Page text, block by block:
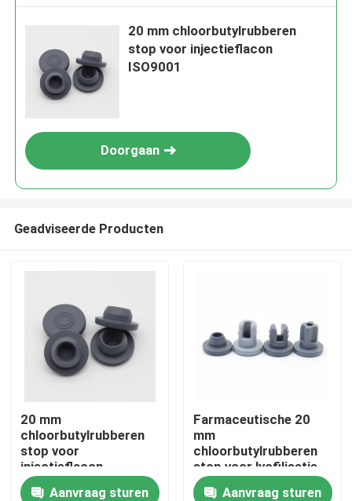
Thuis
20 mm chloorbutylrubberen
stop voor injectieflacon
ISO9001
Doorgaan
Geadviseerde Producten
20 mm
chloorbutylrubberen
stop voor
injectieflacon
ISO9001
Aanvraag sturen
Farmaceutische 20
mm
chloorbutylrubberen
stop voor lyofilisatie
Aanvraag sturen